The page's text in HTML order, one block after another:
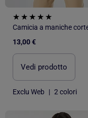
13,00 €
Vedi prodotto
Exclu Web | 2 colori